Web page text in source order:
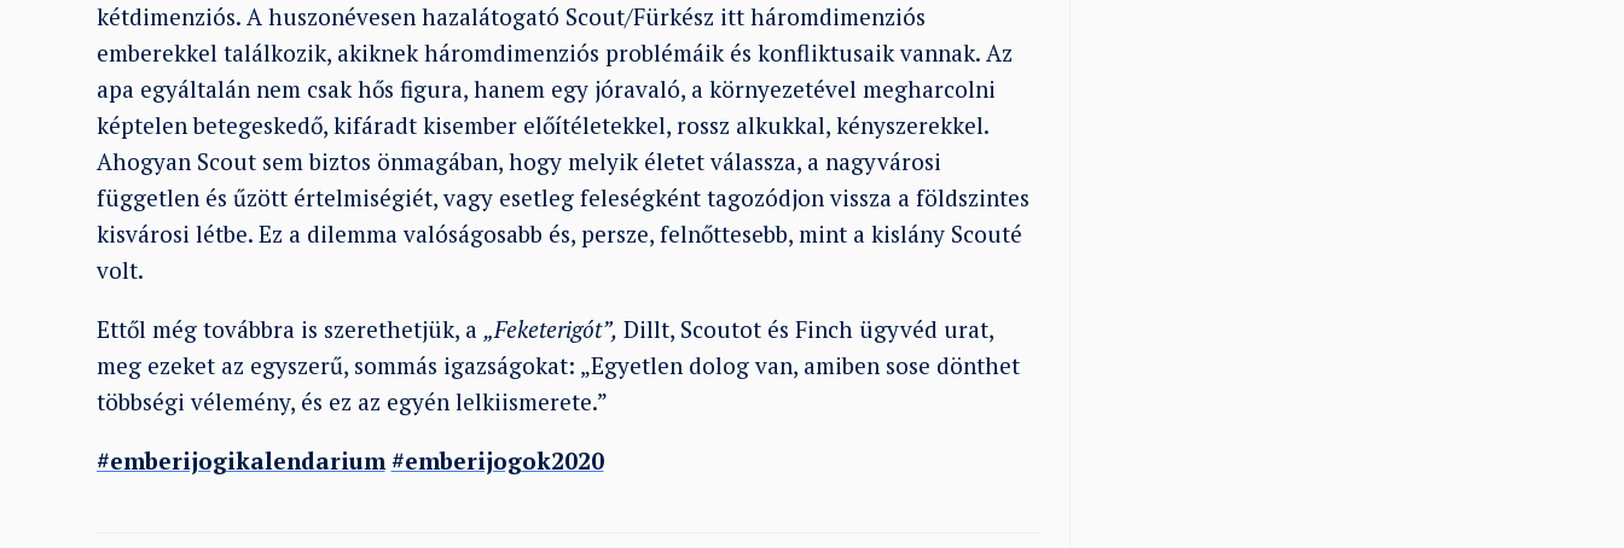
kétdimenziós. A huszonévesen hazalátogató Scout/Fürkész itt háromdimenziós
emberekkel találkozik, akiknek háromdimenziós problémáik és konfliktusaik vannak. Az
apa egyáltalán nem csak hős figura, hanem egy jóravaló, a környezetével megharcolni
képtelen betegeskedő, kifáradt kisember előítéletekkel, rossz alkukkal, kényszerekkel.
Ahogyan Scout sem biztos önmagában, hogy melyik életet válassza, a nagyvárosi
független és űzött értelmiségiét, vagy esetleg feleségként tagozódjon vissza a földszintes
kisvárosi létbe. Ez a dilemma valóságosabb és, persze, felnőttesebb, mint a kislány Scouté
volt.
Ettől még továbbra is szerethetjük, a „Feketerigót”, Dillt, Scoutot és Finch ügyvéd urat,
meg ezeket az egyszerű, sommás igazságokat: „Egyetlen dolog van, amiben sose dönthet
többségi vélemény, és ez az egyén lelkiismerete.”
#emberijogikalendarium #emberijogok2020